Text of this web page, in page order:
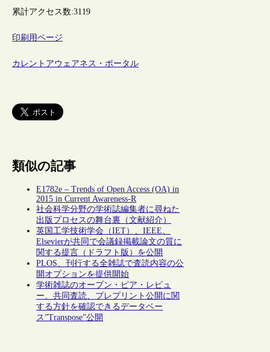
累計アクセス数:3119
印刷用ページ
カレントアウェアネス・ポータル
類似の記事
E1782e – Trends of Open Access (OA) in
2015 in Current Awareness-R
社会科学分野の学術誌編集者に尋ねた
出版プロセスの舞台裏（文献紹介）
英国工学技術学会（IET）、IEEE、
Elsevierが共同で会議録掲載論文の質に
関する提言（ドラフト版）を公開
PLOS、刊行する全雑誌で査読内容の公
開オプションを提供開始
学術雑誌のオープン・ピア・レビュ
ー、共同査読、プレプリント公開に関
する方針を確認できるデータベー
ス”Transpose”公開